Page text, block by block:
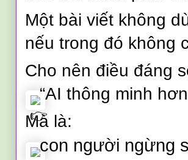
Một bài viết không
nếu trong đó không
Cho nên điều đáng
“AI thông minh
Mà là:
con người ngừng